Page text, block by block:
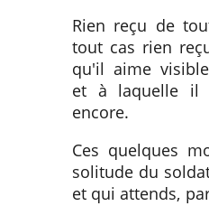
Rien reçu de
tout cas rien
qu'il aime
et à laquelle il
encore.
Ces quelques
solitude du
et qui attends,